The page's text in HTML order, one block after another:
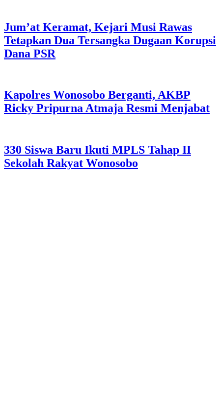
Jum’at Keramat, Kejari Musi Rawas
Tetapkan Dua Tersangka Dugaan Korupsi
Dana PSR
Kapolres Wonosobo Berganti, AKBP
Ricky Pripurna Atmaja Resmi Menjabat
330 Siswa Baru Ikuti MPLS Tahap II
Sekolah Rakyat Wonosobo